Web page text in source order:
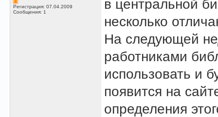
Регистрация: 07.04.2009
Сообщения: 1
в центральной
несколько
На следующей
работниками
использовать и
появится на
определения